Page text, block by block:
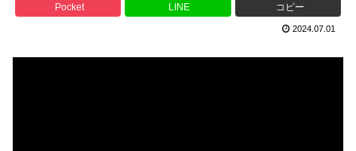
Pocket LINE コピー
2024.07.01